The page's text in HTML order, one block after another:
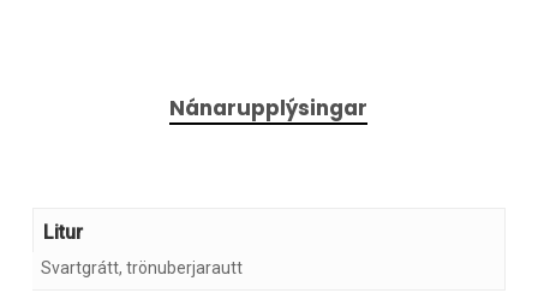
Nánarupplýsingar
Litur
Svartgrátt, trönuberjarautt